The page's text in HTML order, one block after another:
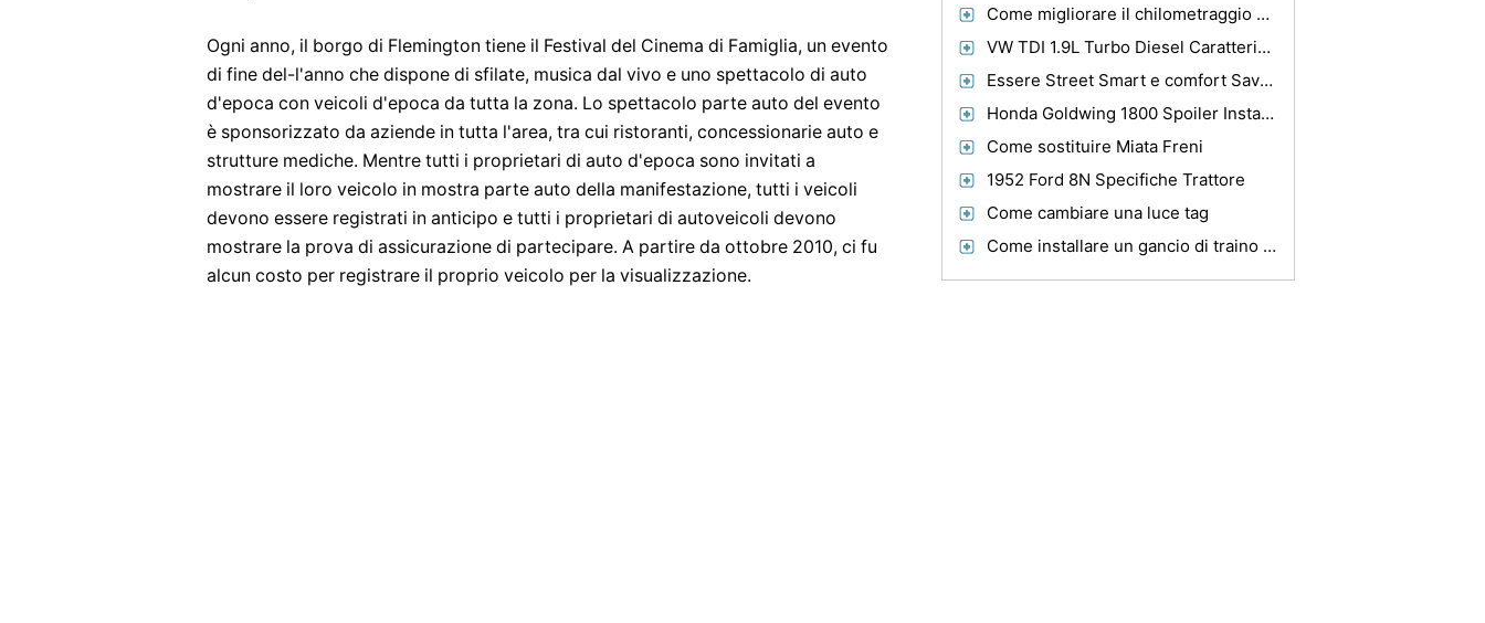
Ogni anno, il borgo di Flemington tiene il Festival del Cinema di Famiglia, un evento
di fine del-l'anno che dispone di sfilate, musica dal vivo e uno spettacolo di auto
d'epoca con veicoli d'epoca da tutta la zona. Lo spettacolo parte auto del evento
è sponsorizzato da aziende in tutta l'area, tra cui ristoranti, concessionarie auto e
strutture mediche. Mentre tutti i proprietari di auto d'epoca sono invitati a
mostrare il loro veicolo in mostra parte auto della manifestazione, tutti i veicoli
devono essere registrati in anticipo e tutti i proprietari di autoveicoli devono
mostrare la prova di assicurazione di partecipare. A partire da ottobre 2010, ci fu
alcun costo per registrare il proprio veicolo per la visualizzazione.
Come migliorare il chilometraggio del gas per un Nissan Pathfinder
VW TDI 1.9L Turbo Diesel Caratteristiche
Essere Street Smart e comfort Savvy - La Piccola City Car
Honda Goldwing 1800 Spoiler Installazione
Come sostituire Miata Freni
1952 Ford 8N Specifiche Trattore
Come cambiare una luce tag
Come installare un gancio di traino su una Tiguan